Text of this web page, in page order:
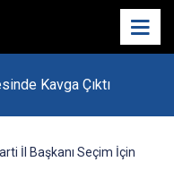
Kavga Çıktı
İl Başkanı Seçim İçin